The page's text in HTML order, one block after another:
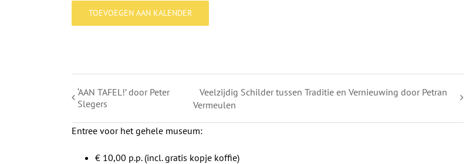
TOEVOEGEN AAN KALENDER
‘AAN TAFEL!’ door Peter
Slegers
Veelzijdig Schilder tussen Traditie en Vernieuwing door Petran
Vermeulen
Entree voor het gehele museum:
€ 10,00 p.p. (incl. gratis kopje koffie)